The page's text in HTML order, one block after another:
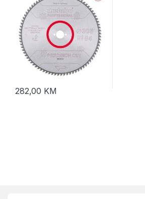
282,00 KM